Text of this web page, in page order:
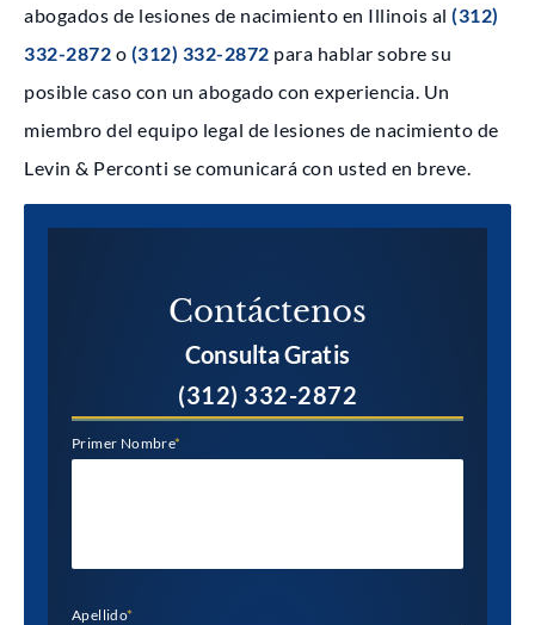
abogados de lesiones de nacimiento en Illinois al (312)
332-2872 o (312) 332-2872 para hablar sobre su
posible caso con un abogado con experiencia. Un
miembro del equipo legal de lesiones de nacimiento de
Levin & Perconti se comunicará con usted en breve.
Contáctenos
Consulta Gratis
(312) 332-2872
Primer Nombre*
Apellido*